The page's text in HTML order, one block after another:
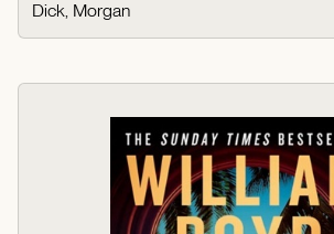
Dick, Morgan